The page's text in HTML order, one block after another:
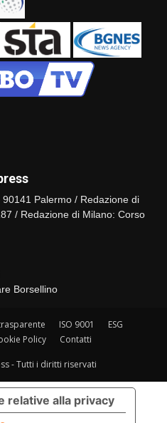
Palermo / Redazione di
/ Redazione di Milano: Corso
Borsellino
ISO 9001
ESG
Policy Contatti
- Tutti i diritti riservati
relative alla privacy